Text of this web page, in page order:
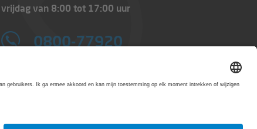
vrijdag van 8:00 tot 17:00 uur
0800-77920